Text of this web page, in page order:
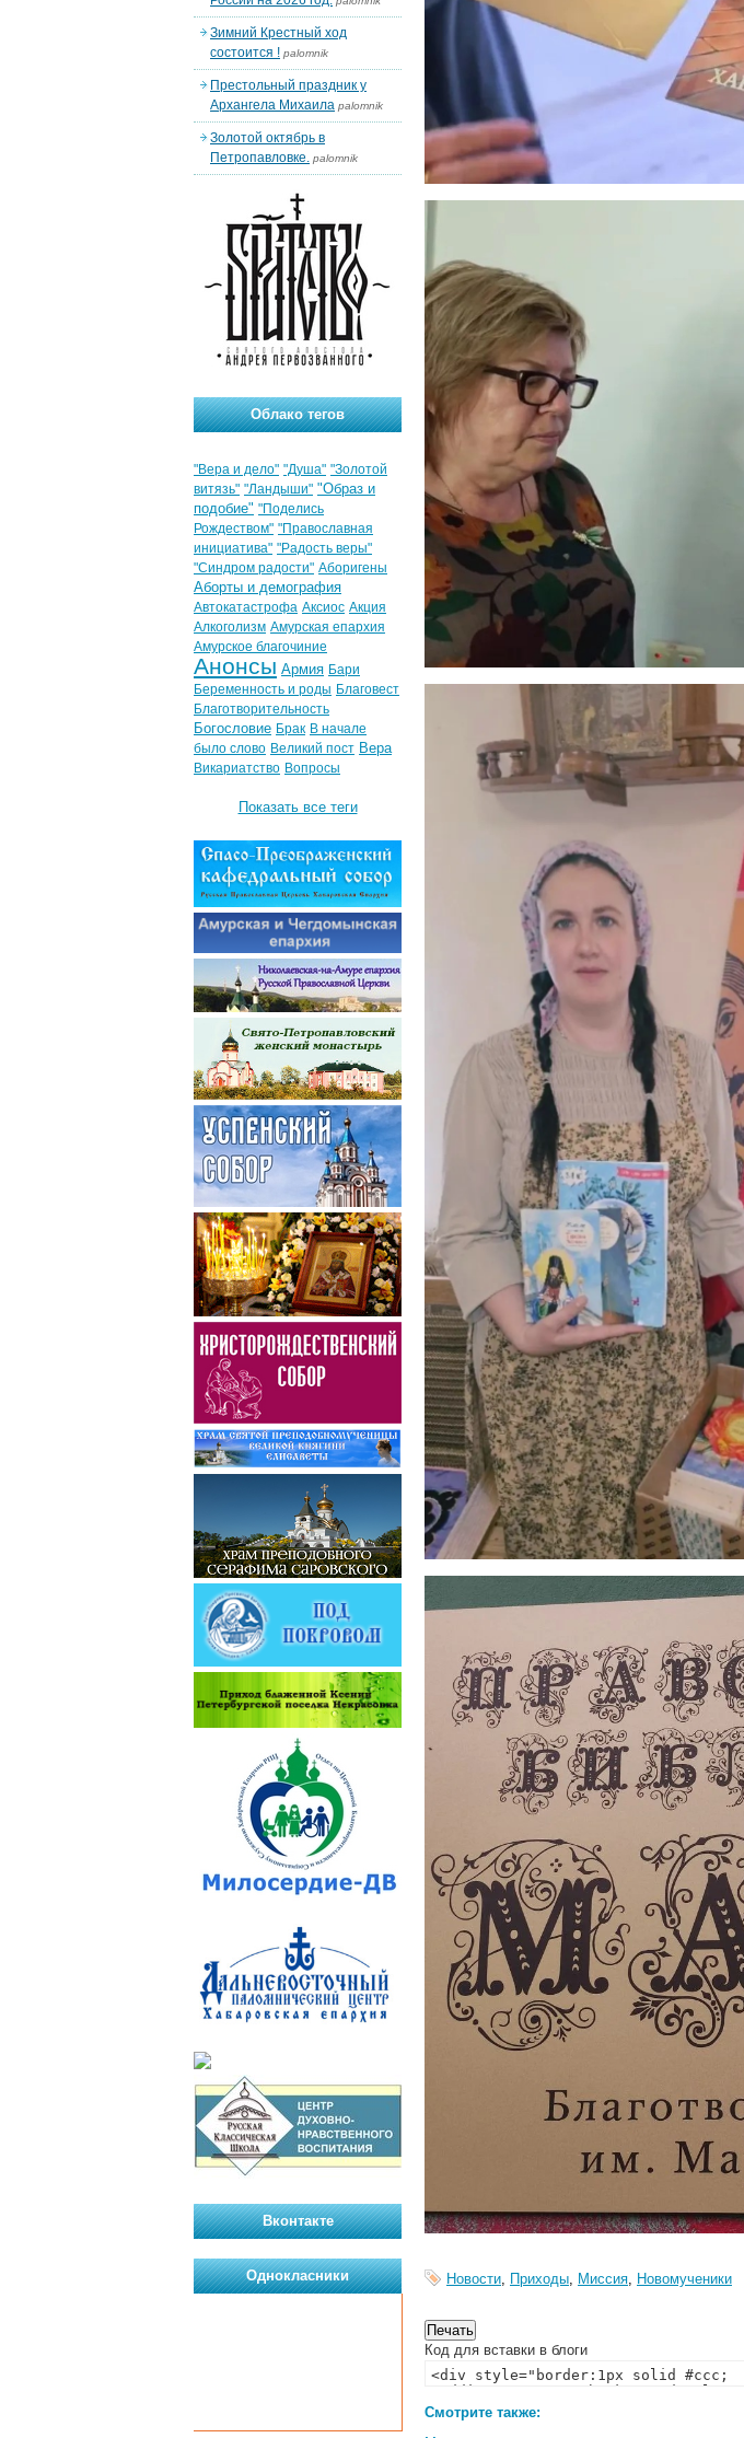
Новости, Приходы, Миссия, Новомученики
Код для вставки в блоги
Смотрите также:
Зимний Крестный ход
состоится ! palomnik
Престольный праздник у
Архангела Михаила palomnik
Золотой октябрь в
Петропавловке. palomnik
Облако тегов
"Вера и дело" "Душа" "Золотой
витязь" "Ландыши" "Образ и
подобие" "Поделись
Рождеством" "Православная
инициатива" "Радость веры"
"Синдром радости" Аборигены
Аборты и демография
Автокатастрофа Аксиос Акция
Алкоголизм Амурская епархия
Амурское благочиние
Анонсы Армия Бари
Беременность и роды Благовест
Благотворительность
Богословие Брак В начале
было слово Великий пост Вера
Викариатство Вопросы
Показать все теги
Вконтакте
Однокласники